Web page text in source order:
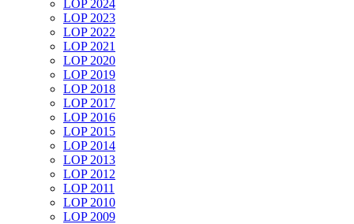
LOP 2024
LOP 2023
LOP 2022
LOP 2021
LOP 2020
LOP 2019
LOP 2018
LOP 2017
LOP 2016
LOP 2015
LOP 2014
LOP 2013
LOP 2012
LOP 2011
LOP 2010
LOP 2009